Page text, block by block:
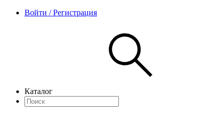
Войти / Регистрация
Каталог